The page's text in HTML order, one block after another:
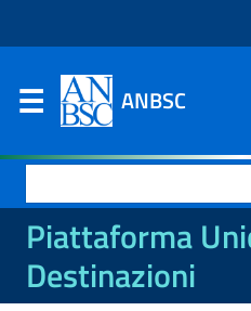
ANBSC
per:
Piattaforma
Destinazioni